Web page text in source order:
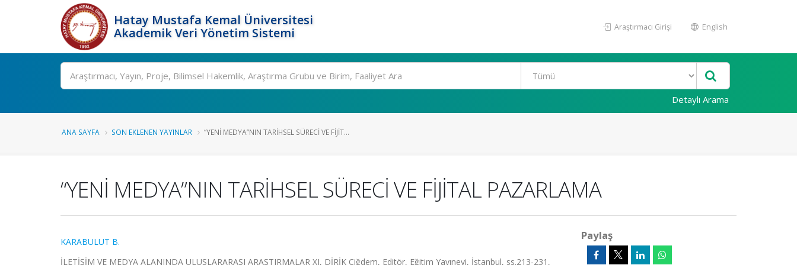
Hatay Mustafa Kemal Üniversitesi
Akademik Veri Yönetim Sistemi
Araştırmacı Girişi English
Ara
Detaylı Arama
ANA SAYFA SON EKLENEN YAYINLAR “YENİ MEDYA”NIN TARİHSEL SÜRECİ VE FİJİT...
“YENİ MEDYA”NIN TARİHSEL SÜRECİ VE FİJİTAL PAZARLAMA
KARABULUT B.
İLETİŞİM VE MEDYA ALANINDA ULUSLARARASI ARAŞTIRMALAR XI, DİRİK Çiğdem, Editör, Eğitim Yayınevi, İstanbul, ss.213-231,
Paylaş